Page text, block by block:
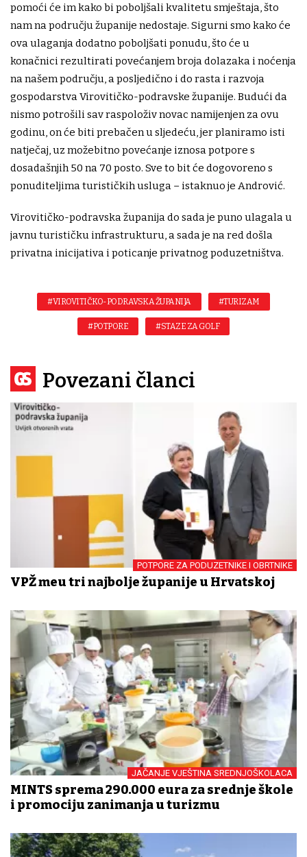
pomoći će im kako bi poboljšali kvalitetu smještaja, što
nam na području županije nedostaje. Sigurni smo kako će
ova ulaganja dodatno poboljšati ponudu, što će u
konačnici rezultirati povećanjem broja dolazaka i noćenja
na našem području, a posljedično i do rasta i razvoja
gospodarstva Virovitičko-podravske županije. Budući da
nismo potrošili sav raspoloživ novac namijenjen za ovu
godinu, on će biti prebačen u sljedeću, jer planiramo isti
natječaj, uz možebitno povećanje iznosa potpore s
dosadašnjih 50 na 70 posto. Sve to bit će dogovoreno s
ponuditeljima turističkih usluga – istaknuo je Andrović.
Virovitičko-podravska županija do sada je puno ulagala u
javnu turističku infrastrukturu, a sada je na red došla
privatna inicijativa i poticanje privatnog poduzetništva.
#VIROVITIČKO-PODRAVSKA ŽUPANIJA #TURIZAM
#POTPORE #STAZE ZA GOLF
Povezani članci
POTPORE ZA PODUZETNIKE I OBRTNIKE
VPŽ među tri najbolje županije u Hrvatskoj
JAČANJE VJEŠTINA SREDNJOŠKOLACA
MINTS sprema 290.000 eura za srednje škole
i promociju zanimanja u turizmu